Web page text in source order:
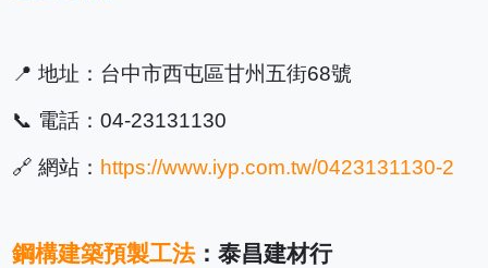
📍 地址：台中市西屯區甘州五街68號
📞 電話：04-23131130
🔗 網站： https://www.iyp.com.tw/0423131130-2
鋼構建築預製工法：泰昌建材行